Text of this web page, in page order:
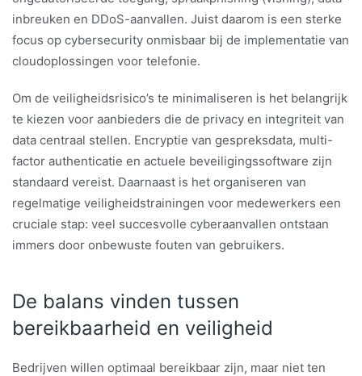
inbreuken en DDoS-aanvallen. Juist daarom is een sterke
focus op cybersecurity onmisbaar bij de implementatie van
cloudoplossingen voor telefonie.
Om de veiligheidsrisico’s te minimaliseren is het belangrijk
te kiezen voor aanbieders die de privacy en integriteit van
data centraal stellen. Encryptie van gespreksdata, multi-
factor authenticatie en actuele beveiligingssoftware zijn
standaard vereist. Daarnaast is het organiseren van
regelmatige veiligheidstrainingen voor medewerkers een
cruciale stap: veel succesvolle cyberaanvallen ontstaan
immers door onbewuste fouten van gebruikers.
De balans vinden tussen
bereikbaarheid en veiligheid
Bedrijven willen optimaal bereikbaar zijn, maar niet ten